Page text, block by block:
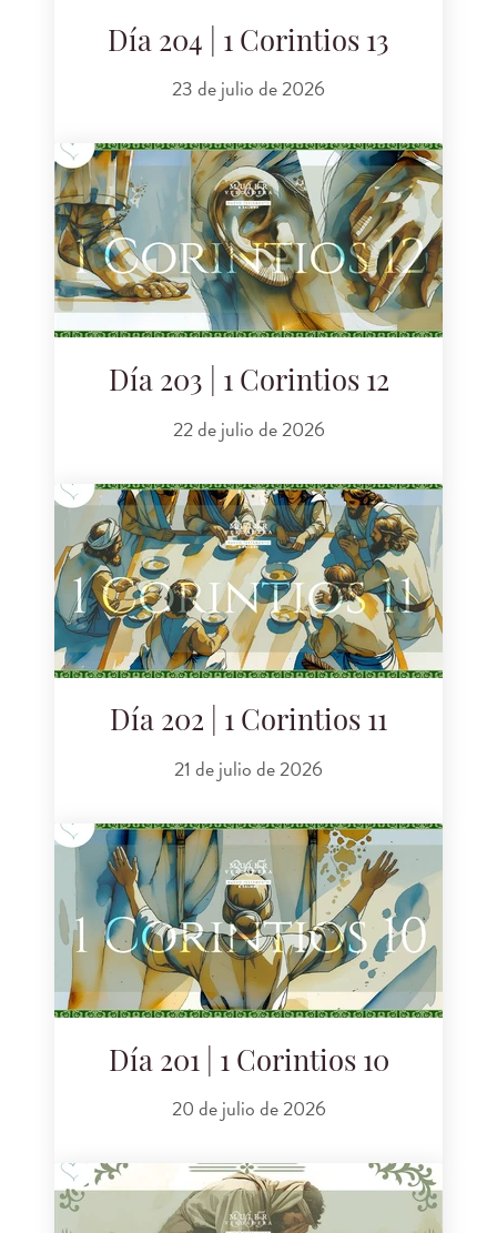
Día 204 | 1 Corintios 13
23 de julio de 2026
Día 203 | 1 Corintios 12
22 de julio de 2026
Día 202 | 1 Corintios 11
21 de julio de 2026
Día 201 | 1 Corintios 10
20 de julio de 2026